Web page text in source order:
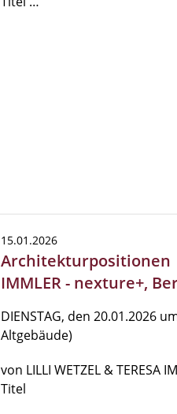
15.01.2026
Architekturpositionen |
IMMLER - nexture+,
DIENSTAG, den 20.01.2026
Altgebäude)
von LILLI WETZEL &
Titel